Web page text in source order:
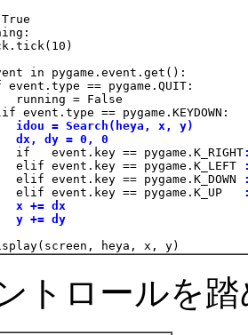
in pygame.event.get():
event.type == pygame.QUIT:
running = False
event.type == pygame.KEYDOWN:
idou = Search(heya, x, y)
dx, dy = 0, 0
if   event.key == pygame.K_RIGHT
elif event.key == pygame.K_LEFT
elif event.key == pygame.K_DOWN
elif event.key == pygame.K_UP
x += dx
y += dy
トロールを